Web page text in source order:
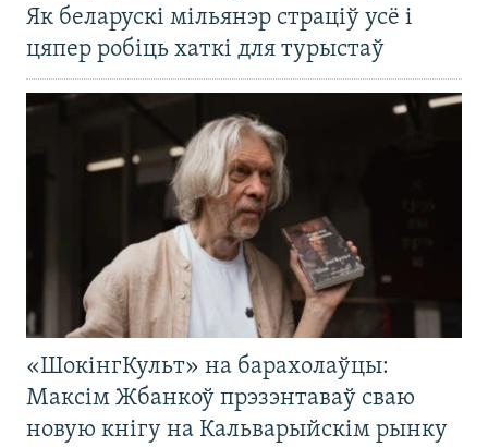
Як беларускі мільянэр страціў усё і
цяпер робіць хаткі для турыстаў
«ШокінгКульт» на барахолаўцы:
Максім Жбанкоў прэзэнтаваў сваю
новую кнігу на Кальварыйскім рынку